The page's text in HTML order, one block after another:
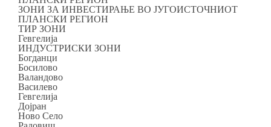
ЗОНИ ЗА ИНВЕСТИРАЊЕ ВО ЈУГОИСТОЧНИОТ
ПЛАНСКИ РЕГИОН
ТИР ЗОНИ
Гевгелија
ИНДУСТРИСКИ ЗОНИ
Богданци
Босилово
Валандово
Василево
Гевгелија
Дојран
Ново Село